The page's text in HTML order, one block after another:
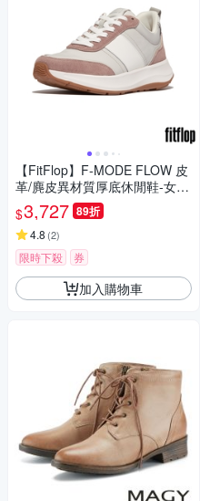
【FitFlop】F-MODE FLOW 皮
革/麂皮異材質厚底休閒鞋-女
(暗粉紅色混色)
$3,727 89折
4.8 (2)
限時下殺 券
加入購物車